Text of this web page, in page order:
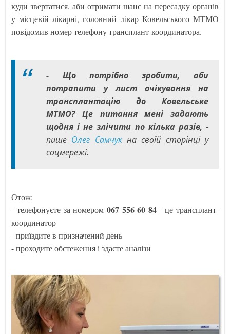
куди звертатися, аби отримати шанс на пересадку органів
у місцевій лікарні, головний лікар Ковельського МТМО
повідомив номер телефону трансплант-координатора.
- Що потрібно зробити, аби
потрапити у лист очікування на
трансплантацію до Ковельське
МТМО? Це питання мені задають
щодня і не злічити по кілька разів, -
пише Олег Самчукна своїй сторінці у
соцмережі.
Отож:
- телефонуєте за номером 067 556 60 84- це трансплант-
координатор
- приїздите в призначений день
- проходите обстеження і здаєте аналізи